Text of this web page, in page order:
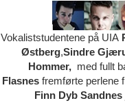
Vokaliststudentene på UIA
Østberg,Sindre
Hommer, med fullt
Flasnes fremførte perlene
Finn Dyb Sandnes